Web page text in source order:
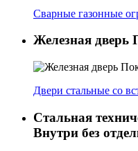
Сварные газонные
Железная дверь
Двери стальные со
Стальная
Внутри без